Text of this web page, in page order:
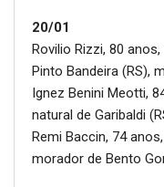
20/01
Rovilio Rizzi, 80
Pinto Bandeira (RS),
Ignez Benini Meotti,
natural de Garibaldi
Remi Baccin, 74
morador de Bento